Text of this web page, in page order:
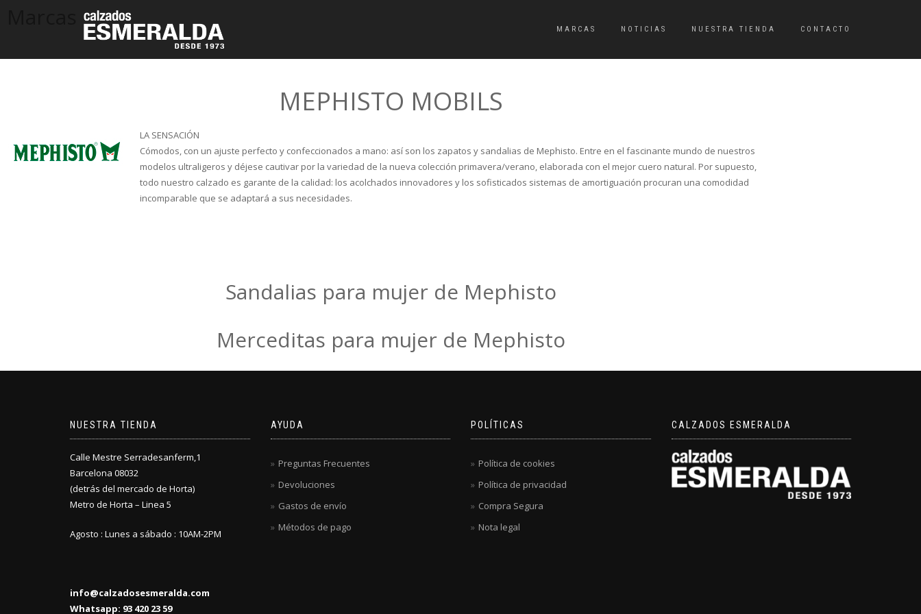
MARCAS NOTICIAS NUESTRA TIENDA CONTACTO
MEPHISTO MOBILS
LA SENSACIÓN
Cómodos, con un ajuste perfecto y confeccionados a mano: así son los zapatos y sandalias de Mephisto. Entre en el fascinante mundo de nuestros
modelos ultraligeros y déjese cautivar por la variedad de la nueva colección primavera/verano, elaborada con el mejor cuero natural. Por supuesto,
todo nuestro calzado es garante de la calidad: los acolchados innovadores y los sofisticados sistemas de amortiguación procuran una comodidad
incomparable que se adaptará a sus necesidades.
Sandalias para mujer de Mephisto
Merceditas para mujer de Mephisto
NUESTRA TIENDA
Calle Mestre Serradesanferm,1
Barcelona 08032
(detrás del mercado de Horta)
Metro de Horta – Linea 5
Agosto : Lunes a sábado : 10AM-2PM
info@calzadosesmeralda.com
Whatsapp: 93 420 23 59
AYUDA
Preguntas Frecuentes
Devoluciones
Gastos de envío
Métodos de pago
POLÍTICAS
Política de cookies
Política de privacidad
Compra Segura
Nota legal
CALZADOS ESMERALDA